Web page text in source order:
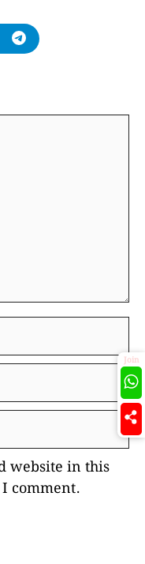
website in this
comment.
Join